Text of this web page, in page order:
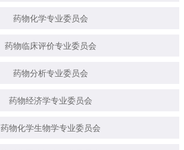
药物化学专业委员会
药物临床评价专业委员会
药物分析专业委员会
药物经济学专业委员会
药物化学生物学专业委员会